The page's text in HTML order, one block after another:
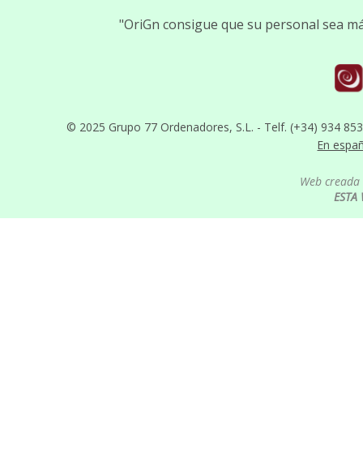
© 2025 Grupo 77 Ordenadores, S.L. - Telf. (+34) 934
En
"OriGn consigue que su personal sea
Web
ESTA